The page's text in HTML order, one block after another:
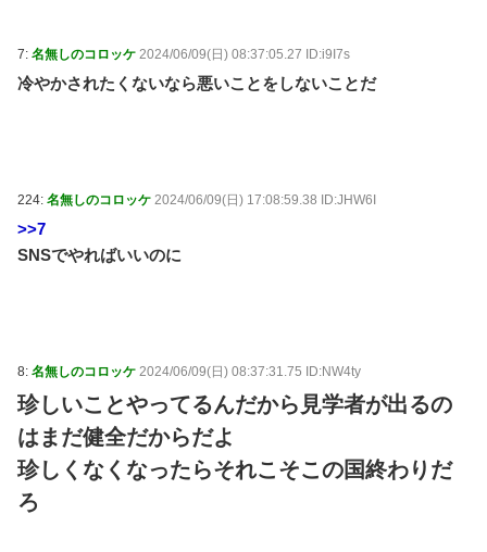
7: 名無しのコロッケ 2024/06/09(日) 08:37:05.27 ID:i9I7s
冷やかされたくないなら悪いことをしないことだ
224: 名無しのコロッケ 2024/06/09(日) 17:08:59.38 ID:JHW6I
>>7
SNSでやればいいのに
8: 名無しのコロッケ 2024/06/09(日) 08:37:31.75 ID:NW4ty
珍しいことやってるんだから見学者が出るの
はまだ健全だからだよ
珍しくなくなったらそれこそこの国終わりだ
ろ